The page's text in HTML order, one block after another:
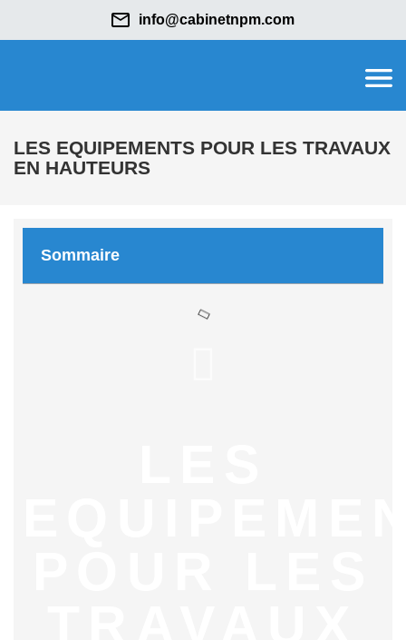
info@cabinetnpm.com
LES EQUIPEMENTS POUR LES TRAVAUX
EN HAUTEURS
Sommaire